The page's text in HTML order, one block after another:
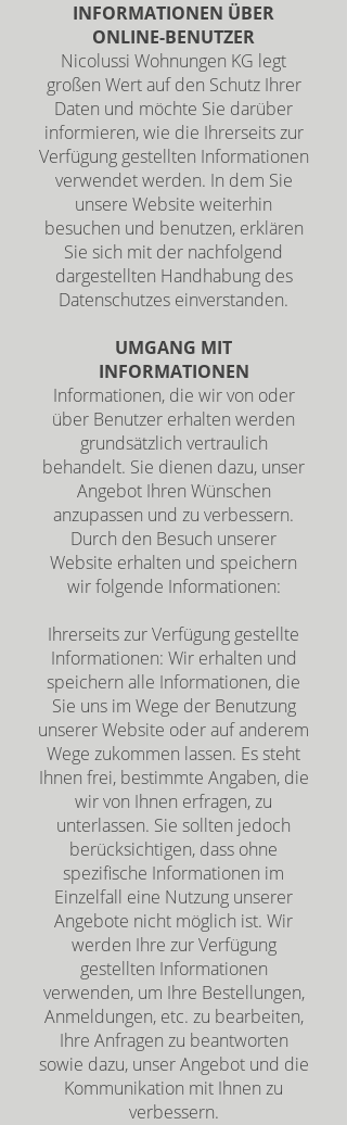
INFORMATIONEN ÜBER
ONLINE-BENUTZER
Nicolussi Wohnungen KG legt
großen Wert auf den Schutz Ihrer
Daten und möchte Sie darüber
informieren, wie die Ihrerseits zur
Verfügung gestellten Informationen
verwendet werden. In dem Sie
unsere Website weiterhin
besuchen und benutzen, erklären
Sie sich mit der nachfolgend
dargestellten Handhabung des
Datenschutzes einverstanden.
UMGANG MIT
INFORMATIONEN
Informationen, die wir von oder
über Benutzer erhalten werden
grundsätzlich vertraulich
behandelt. Sie dienen dazu, unser
Angebot Ihren Wünschen
anzupassen und zu verbessern.
Durch den Besuch unserer
Website erhalten und speichern
wir folgende Informationen:
Ihrerseits zur Verfügung gestellte
Informationen: Wir erhalten und
speichern alle Informationen, die
Sie uns im Wege der Benutzung
unserer Website oder auf anderem
Wege zukommen lassen. Es steht
Ihnen frei, bestimmte Angaben, die
wir von Ihnen erfragen, zu
unterlassen. Sie sollten jedoch
berücksichtigen, dass ohne
spezifische Informationen im
Einzelfall eine Nutzung unserer
Angebote nicht möglich ist. Wir
werden Ihre zur Verfügung
gestellten Informationen
verwenden, um Ihre Bestellungen,
Anmeldungen, etc. zu bearbeiten,
Ihre Anfragen zu beantworten
sowie dazu, unser Angebot und die
Kommunikation mit Ihnen zu
verbessern.